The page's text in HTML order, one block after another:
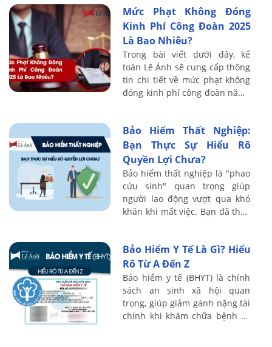
Mức Phạt Không Đóng
Kinh Phí Công Đoàn 2025
Là Bao Nhiêu?
Trong bài viết dưới đây, kế
toán Lê Ánh sẽ cung cấp thông
tin chi tiết về mức phạt không
đóng kinh phí công đoàn năm ,
nghĩa vụ ...
Bảo Hiểm Thất Nghiệp:
Bạn Thực Sự Hiểu Rõ
Quyền Lợi Chưa?
Bảo hiểm thất nghiệp là "phao
cứu sinh" quan trọng giúp
người lao động vượt qua khó
khăn khi mất việc. Bạn đã thực
...
Bảo Hiểm Y Tế Là Gì? Hiểu
Rõ Từ A Đến Z
Bảo hiểm y tế (BHYT) là chính
sách an sinh xã hội quan
trọng, giúp giảm gánh nặng tài
chính khi khám chữa bệnh và